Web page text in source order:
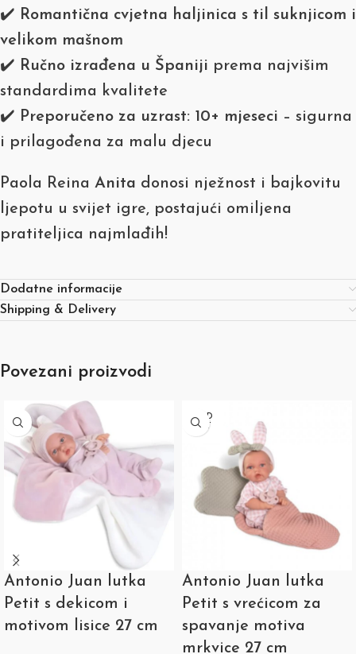
✔️ Romantična cvjetna haljinica s til suknjicom i
velikom mašnom
✔️ Ručno izrađena u Španiji prema najvišim
standardima kvalitete
✔️ Preporučeno za uzrast: 10+ mjeseci – sigurna
i prilagođena za malu djecu
Paola Reina Anita donosi nježnost i bajkovitu
ljepotu u svijet igre, postajući omiljena
pratiteljica najmlađih!
Dodatne informacije
Shipping & Delivery
Povezani proizvodi
Antonio Juan lutka
Petit s dekicom i
motivom lisice 27 cm
SOLD
OUT
Antonio Juan lutka
Petit s vrećicom za
spavanje motiva
mrkvice 27 cm